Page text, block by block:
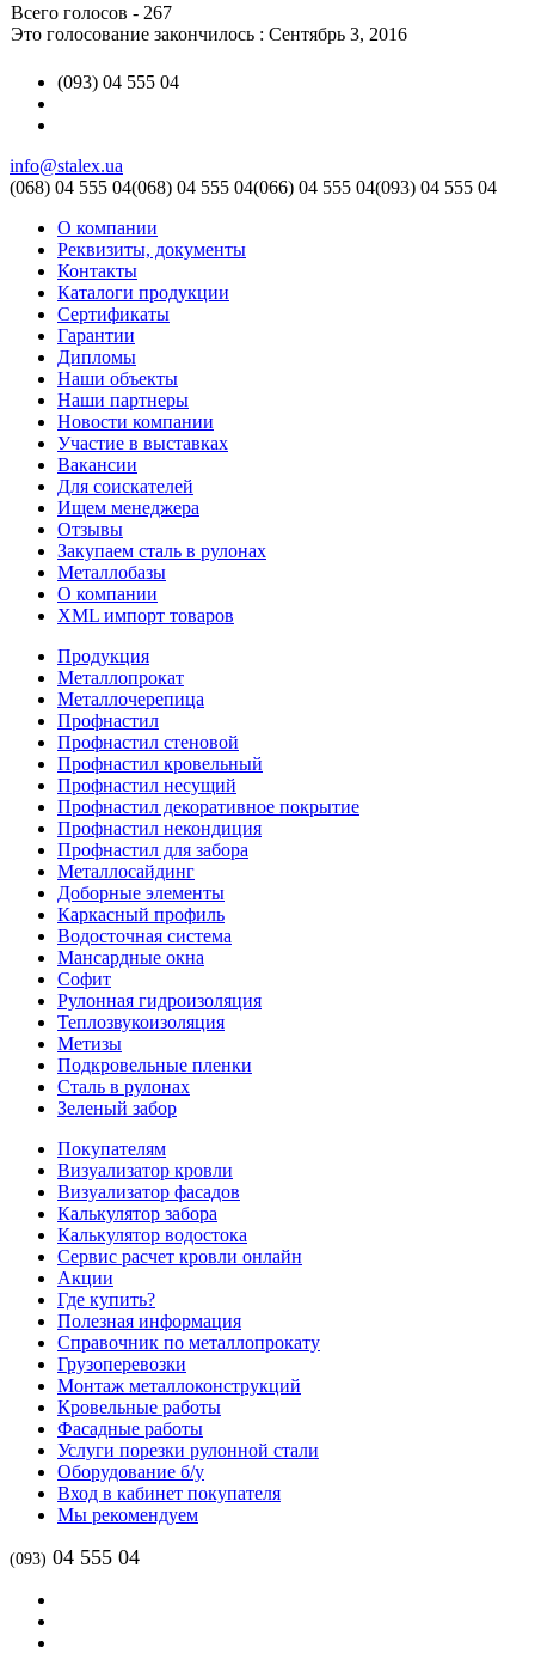
Всего голосов - 267
Это голосование закончилось : Сентябрь 3, 2016
(093) 04 555 04
info@stalex.ua
(068) 04 555 04(068) 04 555 04(066) 04 555 04(093) 04 555 04
О компании
Реквизиты, документы
Контакты
Каталоги продукции
Сертификаты
Гарантии
Дипломы
Наши объекты
Наши партнеры
Новости компании
Участие в выставках
Вакансии
Для соискателей
Ищем менеджера
Отзывы
Закупаем сталь в рулонах
Металлобазы
О компании
XML импорт товаров
Продукция
Металлопрокат
Металлочерепица
Профнастил
Профнастил стеновой
Профнастил кровельный
Профнастил несущий
Профнастил декоративное покрытие
Профнастил некондиция
Профнастил для забора
Металлосайдинг
Доборные элементы
Каркасный профиль
Водосточная система
Мансардные окна
Софит
Рулонная гидроизоляция
Теплозвукоизоляция
Метизы
Подкровельные пленки
Сталь в рулонах
Зеленый забор
Покупателям
Визуализатор кровли
Визуализатор фасадов
Калькулятор забора
Калькулятор водостока
Сервис расчет кровли онлайн
Акции
Где купить?
Полезная информация
Справочник по металлопрокату
Грузоперевозки
Монтаж металлоконструкций
Кровельные работы
Фасадные работы
Услуги порезки рулонной стали
Оборудование б/у
Вход в кабинет покупателя
Мы рекомендуем
(093) 04 555 04